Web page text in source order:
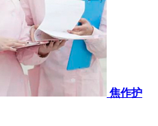
焦作护